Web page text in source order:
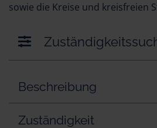
sowie die Kreise und kreisfreien
Beschreibung
Zuständigkeit